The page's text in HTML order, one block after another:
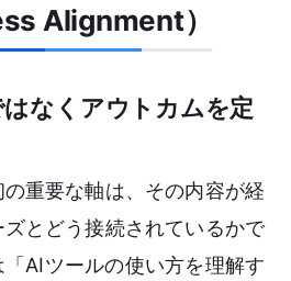
Alignment）
なくアウトカムを定
重要な軸は、その内容が経
とどう接続されているかで
AIツールの使い方を理解す